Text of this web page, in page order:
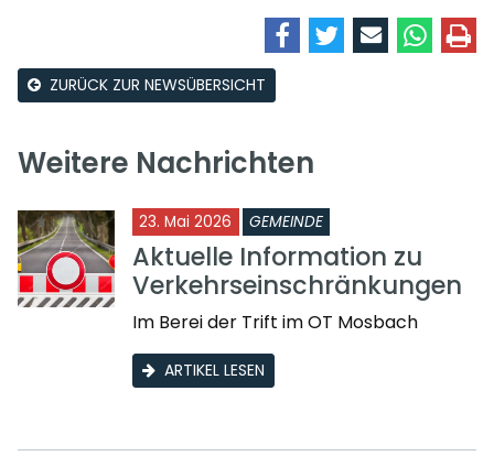
ZURÜCK ZUR NEWSÜBERSICHT
Weitere Nachrichten
23. Mai 2026 GEMEINDE
Aktuelle Information zu
Verkehrseinschränkungen
Im Berei der Trift im OT Mosbach
ARTIKEL LESEN